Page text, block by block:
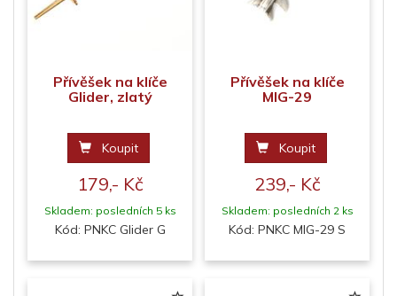
Přívěšek na klíče
Glider, zlatý
Koupit
179,- Kč
Skladem: posledních 5 ks
Kód: PNKC Glider G
Přívěšek na klíče
MIG-29
Koupit
239,- Kč
Skladem: posledních 2 ks
Kód: PNKC MIG-29 S